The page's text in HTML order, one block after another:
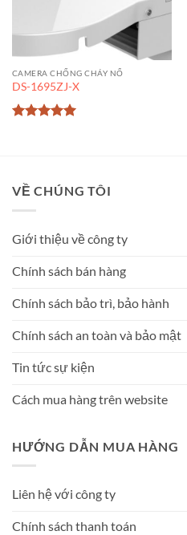
CAMERA CHỐNG CHÁY NỔ
DS-1695ZJ-X
VỀ CHÚNG TÔI
Giới thiệu về công ty
Chính sách bán hàng
Chính sách bảo trì, bảo hành
Chính sách an toàn và bảo mật
Tin tức sự kiện
Cách mua hàng trên website
HƯỚNG DẪN MUA HÀNG
Liên hệ với công ty
Chính sách thanh toán